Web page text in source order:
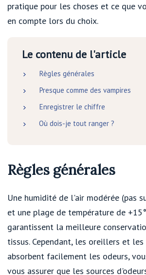
pratique pour les choses et ce que
en compte lors du choix.
Le contenu de l'article
Règles générales
Presque comme des vampires
Enregistrer le chiffre
Où dois-je tout ranger ?
Règles générales
Une humidité de l'air modérée (pas
et une plage de température de
garantissent la meilleure
tissus. Cependant, les oreillers et
absorbent facilement les odeurs,
vous assurer que les sources